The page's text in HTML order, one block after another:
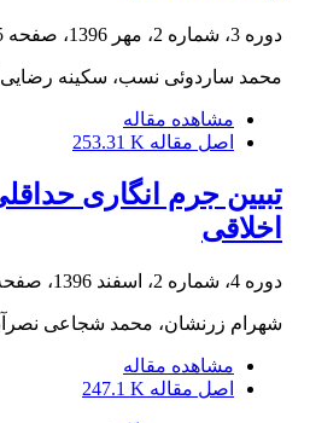
دوره 3، شماره 2، مهر 1396، صفحه
محمد ساردوئی نسب، سکینه رضایی
مشاهده مقاله
اصل مقاله 253.31 K
تبیین جرم انگاری
اخلاقی
دوره 4، شماره 2، اسفند 1396، صفحه
شهرام زرنشان، محمد شجاعی
مشاهده مقاله
اصل مقاله 247.1 K